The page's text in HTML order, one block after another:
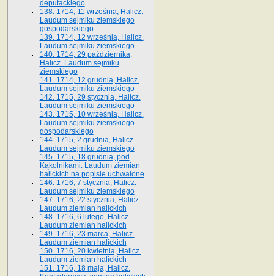
deputackiego
138. 1714, 11 września, Halicz.
Laudum sejmiku ziemskiego
gospodarskiego
139. 1714, 12 września, Halicz.
Laudum sejmiku ziemskiego
140. 1714, 29 października,
Halicz. Laudum sejmiku
ziemskiego
141. 1714, 12 grudnia, Halicz.
Laudum sejmiku ziemskiego
142. 1715, 29 stycznia, Halicz.
Laudum sejmiku ziemskiego
143. 1715, 10 września, Halicz.
Laudum sejmiku ziemskiego
gospodarskiego
144. 1715, 2 grudnia, Halicz.
Laudum sejmiku ziemskiego
145. 1715, 18 grudnia, pod
Kąkolnikami. Laudum ziemian
halickich na popisie uchwalone
146. 1716, 7 stycznia, Halicz.
Laudum sejmiku ziemskiego
147. 1716, 22 stycznia, Halicz.
Laudum ziemian halickich
148. 1716, 6 lutego, Halicz.
Laudum ziemian halickich
149. 1716, 23 marca, Halicz.
Laudum ziemian halickich
150. 1716, 20 kwietnia, Halicz.
Laudum ziemian halickich
151. 1716, 18 maja, Halicz.